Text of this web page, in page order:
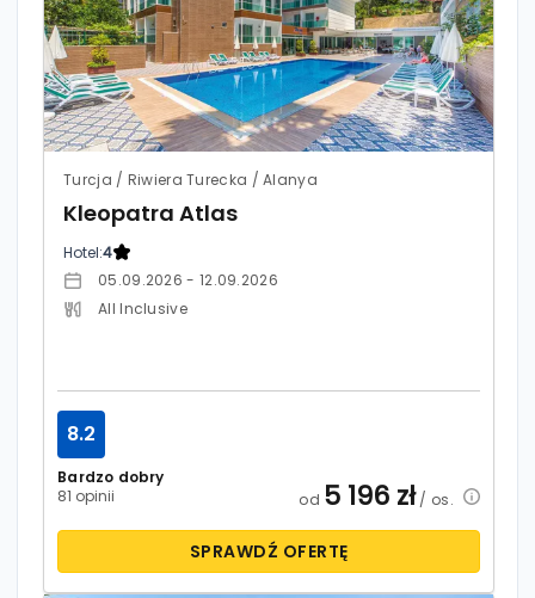
Turcja / Riwiera Turecka / Alanya
Kleopatra Atlas
Hotel:4
05.09.2026 - 12.09.2026
All Inclusive
Bardzo dobry
81 opinii
8.2
od 5 196 zł/ os.
SPRAWDŹ OFERTĘ